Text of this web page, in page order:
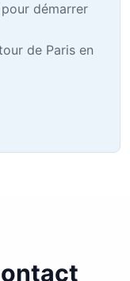
démarrer
de Paris en